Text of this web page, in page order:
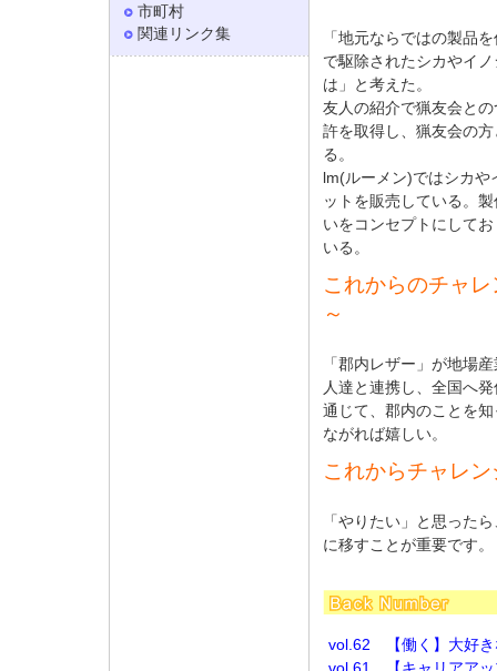
「地元ならではの製品
で駆除されたシカやイ
は」と考えた。
友人の紹介で猟友会と
許を取得し、猟友会の
る。
lm(ルーメン)ではシカ
ットを販売している。
いをコンセプトにして
いる。
これからのチャ
～
「郡内レザー」が地場
人達と連携し、全国へ
通じて、郡内のことを
ながれば嬉しい。
これからチャレ
「やりたい」と思った
に移すことが重要です。
vol.62 【働く】大好き
市町村
関連リンク集